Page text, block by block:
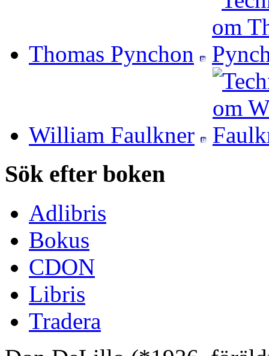
Thomas Pynchon
William Faulkner
Sök efter boken
Adlibris
Bokus
CDON
Libris
Tradera